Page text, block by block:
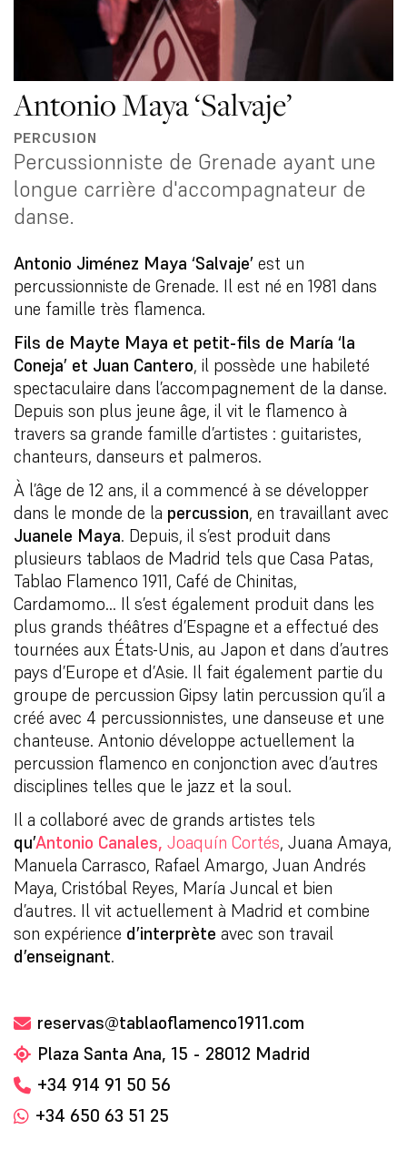
Antonio Maya ‘Salvaje’
PERCUSION
Percussionniste de Grenade ayant une
longue carrière d'accompagnateur de
danse.
Antonio Jiménez Maya ‘Salvaje’ est un
percussionniste de Grenade. Il est né en 1981 dans
une famille très flamenca.
Fils de Mayte Maya et petit-fils de María ‘la
Coneja’ et Juan Cantero, il possède une habileté
spectaculaire dans l’accompagnement de la danse.
Depuis son plus jeune âge, il vit le flamenco à
travers sa grande famille d’artistes : guitaristes,
chanteurs, danseurs et palmeros.
À l’âge de 12 ans, il a commencé à se développer
dans le monde de la percussion, en travaillant avec
Juanele Maya. Depuis, il s’est produit dans
plusieurs tablaos de Madrid tels que Casa Patas,
Tablao Flamenco 1911, Café de Chinitas,
Cardamomo… Il s’est également produit dans les
plus grands théâtres d’Espagne et a effectué des
tournées aux États-Unis, au Japon et dans d’autres
pays d’Europe et d’Asie. Il fait également partie du
groupe de percussion Gipsy latin percussion qu’il a
créé avec 4 percussionnistes, une danseuse et une
chanteuse. Antonio développe actuellement la
percussion flamenco en conjonction avec d’autres
disciplines telles que le jazz et la soul.
Il a collaboré avec de grands artistes tels
qu’Antonio Canales, Joaquín Cortés, Juana Amaya,
Manuela Carrasco, Rafael Amargo, Juan Andrés
Maya, Cristóbal Reyes, María Juncal et bien
d’autres. Il vit actuellement à Madrid et combine
son expérience d’interprète avec son travail
d’enseignant.
reservas@tablaoflamenco1911.com
Plaza Santa Ana, 15 - 28012 Madrid
+34 914 91 50 56
+34 650 63 51 25